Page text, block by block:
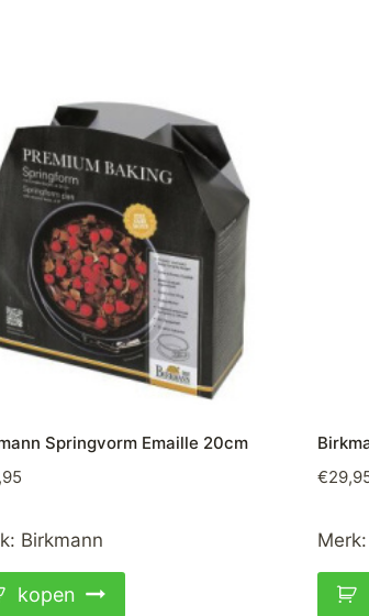
Springvorm Emaille 20cm
Birkmann
kopen
€
Merk: